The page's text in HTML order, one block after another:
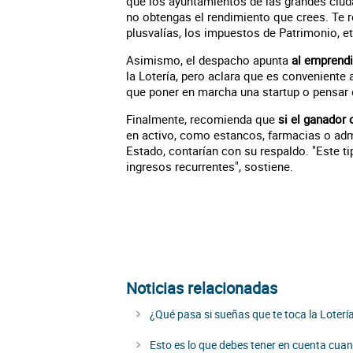
no obtengas el rendimiento que crees.
plusvalías, los impuestos de Patrimonio,
Asimismo, el despacho apunta al
la Lotería, pero aclara que es
que poner en marcha una startup o
Finalmente, recomienda que si el ganador
en activo, como estancos, farmacias o
Estado, contarían con su respaldo. "Este
ingresos recurrentes", sostiene.
Noticias relacionadas
¿Qué pasa si sueñas que te toca la
Esto es lo que debes tener en cuenta